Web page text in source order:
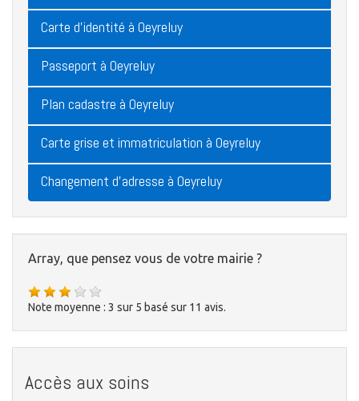
Carte d'identité à Oeyreluy
Passeport à Oeyreluy
Plan cadastre à Oeyreluy
Carte grise et immatriculation à Oeyreluy
Changement d'adresse à Oeyreluy
Array, que pensez vous de votre mairie ?
Note moyenne : 3 sur 5 basé sur 11 avis.
Accès aux soins